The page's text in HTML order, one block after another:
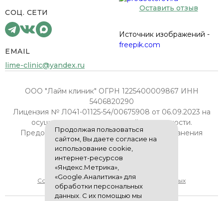
СОЦ. СЕТИ
EMAIL
lime-clinic@yandex.ru
Оставить отзыв
Источник изображений -
freepik.com
ООО "Лайм клиник" ОГРН 1225400009867 ИНН
5406820290
Лицензия № Л041-01125-54/00675908 от 06.09.2023 на
осуществление медицинской деятельности.
Предоставлена Министерством здравоохранения
Новосибирской области.
Политика конфиденциальности
Согласие на обработку персональных данных
Продолжая пользоваться
сайтом, Вы даете согласие на
использование cookie,
интернет-ресурсов
«Яндекс.Метрика»,
«Google.Аналитика» для
обработки персональных
данных. С их помощью мы